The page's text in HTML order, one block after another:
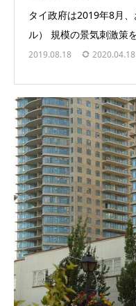
タイ政府は2019年8月
ル） 規模の景気刺激策
2019.08.18 2020.04.18